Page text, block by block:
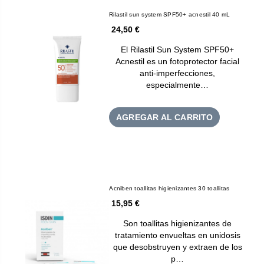
Rilastil sun system SPF50+ acnestil 40 mL
24,50 €
El Rilastil Sun System SPF50+
Acnestil es un fotoprotector facial
anti-imperfecciones,
especialmente…
AGREGAR AL CARRITO
Acniben toallitas higienizantes 30 toallitas
15,95 €
Son toallitas higienizantes de
tratamiento envueltas en unidosis
que desobstruyen y extraen de los
p…